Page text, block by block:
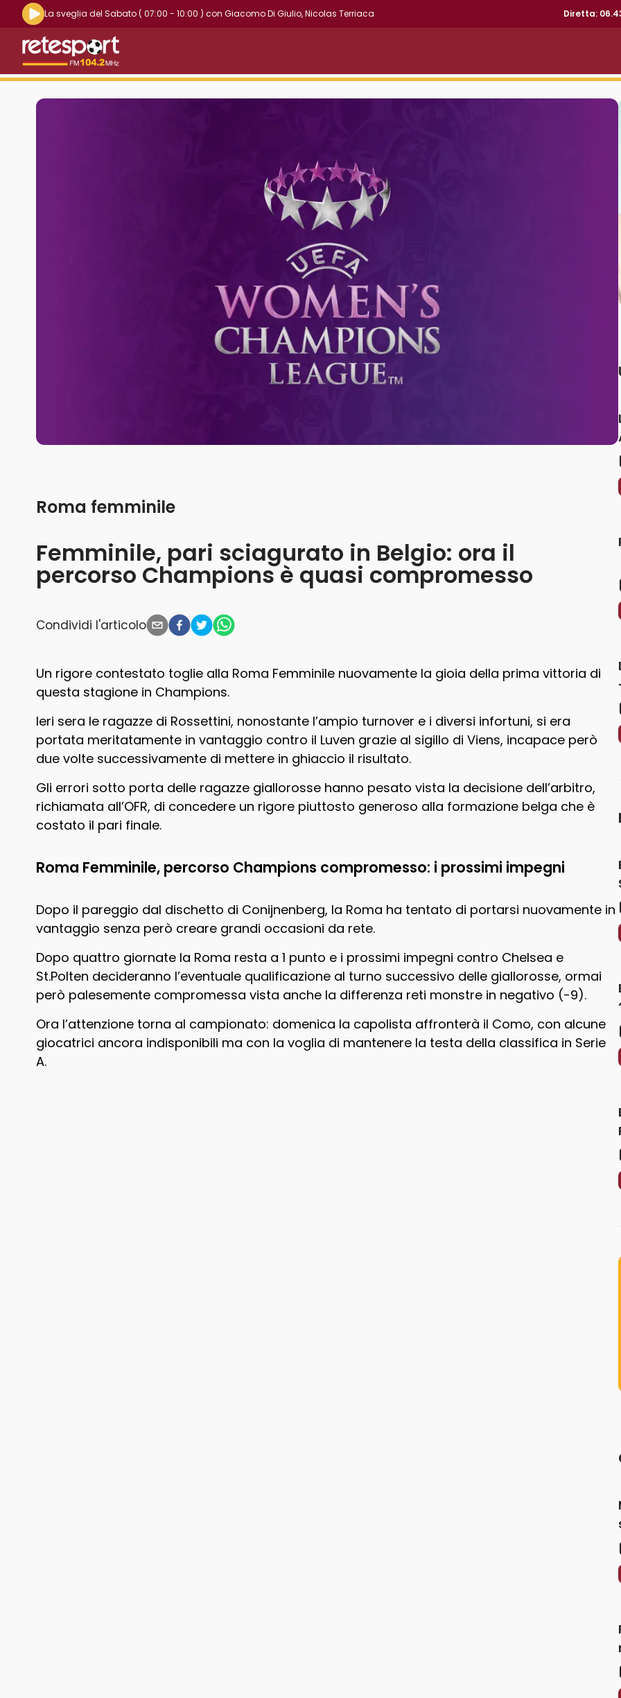
Riproduci la radio live
La sveglia del Sabato( 07:00 - 10:00 ) con Giacomo Di Giulio,Nicolas Terriaca Diretta:
Retesport 104.2 FM
Femminile, pari sciagurato in Belgio: ora il
percorso Champions è quasi compromesso
Roma femminile
Condividi l'articolo
Un rigore contestato toglie alla Roma Femminile nuovamente la gioia della prima vittoria di
questa stagione in Champions.
Ieri sera le ragazze di Rossettini, nonostante l’ampio turnover e i diversi infortuni, si era
portata meritatamente in vantaggio contro il Luven grazie al sigillo di Viens, incapace però
due volte successivamente di mettere in ghiaccio il risultato.
Gli errori sotto porta delle ragazze giallorosse hanno pesato vista la decisione dell’arbitro,
richiamata all’OFR, di concedere un rigore piuttosto generoso alla formazione belga che è
costato il pari finale.
Roma Femminile, percorso Champions compromesso: i prossimi impegni
Dopo il pareggio dal dischetto di Conijnenberg, la Roma ha tentato di portarsi nuovamente in
vantaggio senza però creare grandi occasioni da rete.
Dopo quattro giornate la Roma resta a 1 punto e i prossimi impegni contro Chelsea e
St.Polten decideranno l’eventuale qualificazione al turno successivo delle giallorosse, ormai
però palesemente compromessa vista anche la differenza reti monstre in negativo (-9).
Ora l’attenzione torna al campionato: domenica la capolista affronterà il Como, con alcune
giocatrici ancora indisponibili ma con la voglia di mantenere la testa della classifica in Serie
A.